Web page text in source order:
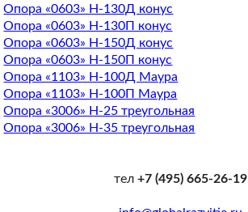
Опора «0603» Н-130Д конус
Опора «0603» Н-130П конус
Опора «0603» Н-150Д конус
Опора «0603» Н-150П конус
Опора «1103» Н-100Д Маура
Опора «1103» Н-100П Маура
Опора «3006» Н-25 треугольная
Опора «3006» Н-35 треугольная
тел+7 (495) 665-26-19